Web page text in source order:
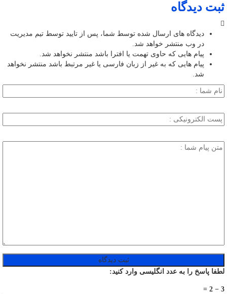
ثبت دیدگاه
دیدگاه های ارسال شده توسط شما، پس از تایید توسط تیم مدیریت
در وب منتشر خواهد شد.
پیام هایی که حاوی تهمت یا افترا باشد منتشر نخواهد شد.
پیام هایی که به غیر از زبان فارسی یا غیر مرتبط باشد منتشر نخواهد
شد.
لطفا پاسخ را به عدد انگلیسی وارد کنید:
3 − 2 =